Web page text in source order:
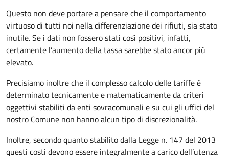
Questo non deve portare a pensare che il comportamento
virtuoso di tutti noi nella differenziazione dei rifiuti, sia stato
inutile. Se i dati non fossero stati così positivi, infatti,
certamente l’aumento della tassa sarebbe stato ancor più
elevato.
Precisiamo inoltre che il complesso calcolo delle tariffe è
determinato tecnicamente e matematicamente da criteri
oggettivi stabiliti da enti sovracomunali e su cui gli uffici del
nostro Comune non hanno alcun tipo di discrezionalità.
Inoltre, secondo quanto stabilito dalla Legge n. 147 del 2013
questi costi devono essere integralmente a carico dell’utenza